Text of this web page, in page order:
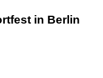
in Berlin